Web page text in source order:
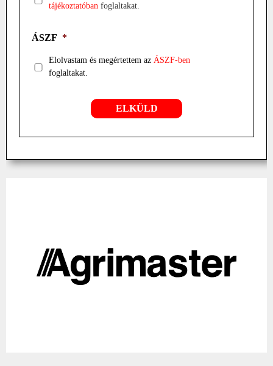
tájékoztatóban foglaltakat.
ÁSZF *
Elolvastam és megértettem az ÁSZF-ben
foglaltakat.